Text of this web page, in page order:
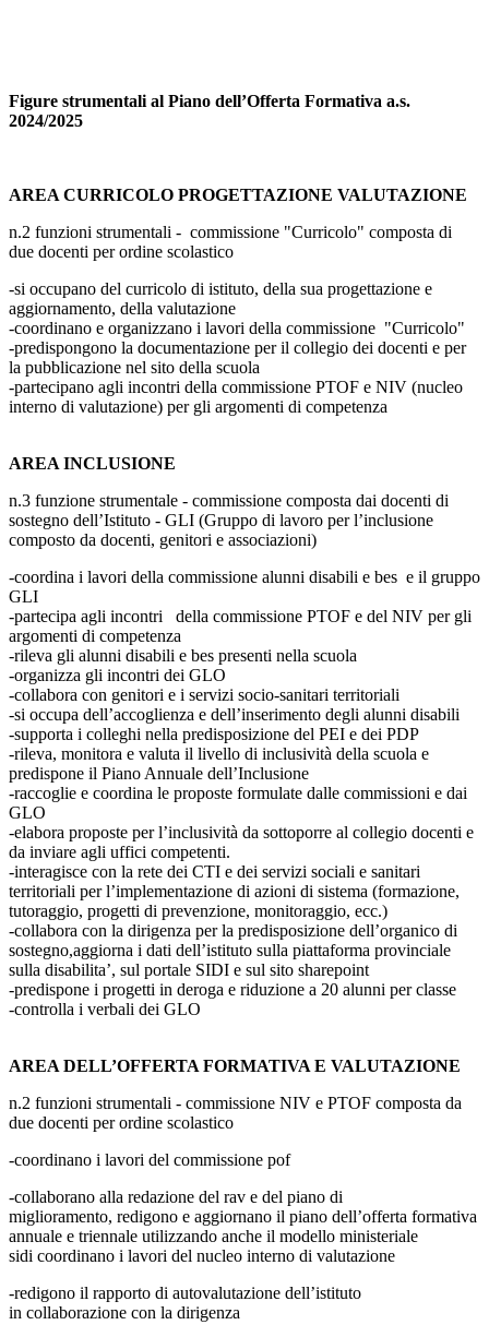
Figure strumentali al Piano dell’Offerta Formativa a.s.
2024/2025
AREA CURRICOLO PROGETTAZIONE VALUTAZIONE
n.2 funzioni strumentali - commissione "Curricolo" composta di
due docenti per ordine scolastico
-si occupano del curricolo di istituto, della sua progettazione e
aggiornamento, della valutazione
-coordinano e organizzano i lavori della commissione "Curricolo"
-predispongono la documentazione per il collegio dei docenti e per
la pubblicazione nel sito della scuola
-partecipano agli incontri della commissione PTOF e NIV (nucleo
interno di valutazione) per gli argomenti di competenza
AREA INCLUSIONE
n.3 funzione strumentale - commissione composta dai docenti di
sostegno dell’Istituto - GLI (Gruppo di lavoro per l’inclusione
composto da docenti, genitori e associazioni)
-coordina i lavori della commissione alunni disabili e bes e il gruppo
GLI
-partecipa agli incontri della commissione PTOF e del NIV per gli
argomenti di competenza
-rileva gli alunni disabili e bes presenti nella scuola
-organizza gli incontri dei GLO
-collabora con genitori e i servizi socio-sanitari territoriali
-si occupa dell’accoglienza e dell’inserimento degli alunni disabili
-supporta i colleghi nella predisposizione del PEI e dei PDP
-rileva, monitora e valuta il livello di inclusività della scuola e
predispone il Piano Annuale dell’Inclusione
-raccoglie e coordina le proposte formulate dalle commissioni e dai
GLO
-elabora proposte per l’inclusività da sottoporre al collegio docenti e
da inviare agli uffici competenti.
-interagisce con la rete dei CTI e dei servizi sociali e sanitari
territoriali per l’implementazione di azioni di sistema (formazione,
tutoraggio, progetti di prevenzione, monitoraggio, ecc.)
-collabora con la dirigenza per la predisposizione dell’organico di
sostegno,aggiorna i dati dell’istituto sulla piattaforma provinciale
sulla disabilita’, sul portale SIDI e sul sito sharepoint
-predispone i progetti in deroga e riduzione a 20 alunni per classe
-controlla i verbali dei GLO
AREA DELL’OFFERTA FORMATIVA E VALUTAZIONE
n.2 funzioni strumentali - commissione NIV e PTOF composta da
due docenti per ordine scolastico
-coordinano i lavori del commissione pof
-collaborano alla redazione del rav e del piano di
miglioramento, redigono e aggiornano il piano dell’offerta formativa
annuale e triennale utilizzando anche il modello ministeriale
sidi coordinano i lavori del nucleo interno di valutazione
-redigono il rapporto di autovalutazione dell’istituto
in collaborazione con la dirigenza